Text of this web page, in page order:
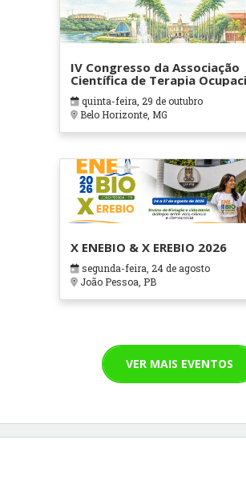
IV Congresso da Associação
Científica de Terapia
em Contextos Hospitalares e
Cuidados Paliativos -
quinta-feira, 29 de outubro
Belo Horizonte, MG
X ENEBIO & X EREBIO 2026
segunda-feira, 24 de agosto
João Pessoa, PB
VER MAIS EVENTOS